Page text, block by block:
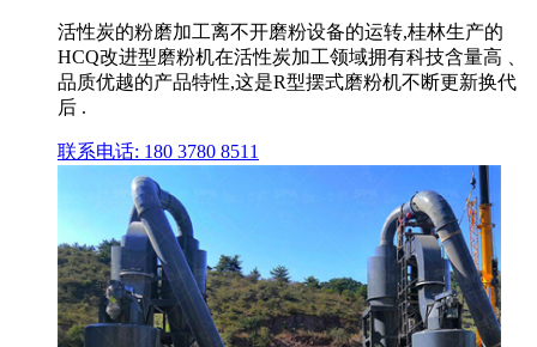
活性炭的粉磨加工离不开磨粉设备的运转,桂林生产的
HCQ改进型磨粉机在活性炭加工领域拥有科技含量高 、
品质优越的产品特性,这是R型摆式磨粉机不断更新换代
后 .
联系电话: 180 3780 8511